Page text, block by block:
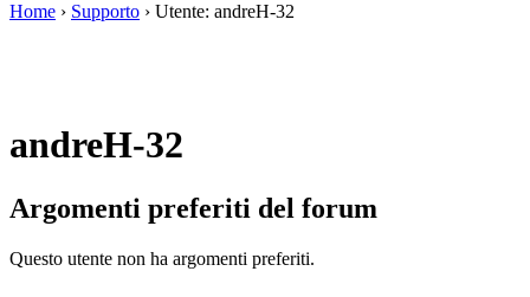
Home › Supporto › Utente: andreH-32
andreH-32
Argomenti preferiti del forum
Questo utente non ha argomenti preferiti.